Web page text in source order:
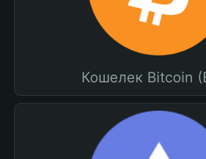
Кошелек Bitcoin